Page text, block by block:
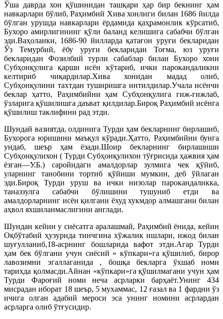
Ўша даврда хон қўшинидан ташқари ҳар бир бекнинг ҳам
навкарлари бўлиб, Раҳимбий Хива хонлиги билан 1686 йилда
бўлган урушда навкарлари ёрдамида қаҳрамонлик кўрсатиб,
Бухоро амирлигининг қўли баланд келишига сабабчи бўлган
эди.Ваҳоланки, 1686-90 йилларда қатағон уруғи бекларидан
Ўз Темурбий, ёбу уруғи бекларидан Тоғма, юз уруғи
бекларидан Фозилбий турли сабаблар билан Бухоро хони
Субҳонқулига қарши исён кўтариб, ички парокандаликни
келтириб чиқардилар.Хива хонидан мадад олиб,
Субҳонқулини тахтдан туширишга интилдилар.Учала исёнчи
беклар ҳатто, Раҳимбийни ҳам Субҳонқулига гиж-гижлаб,
ўзларига қўшилишга даъват қилдилар.Бироқ Раҳимбий исёнга
қўшилиш таклифини рад этди.
Шундай вазиятда, олдинига Турди ҳам бекларнинг бирлашиб,
Бухорога юришини маъқул кўради.Ҳатто, Раҳимбийни бунга
ундаб, шеър ҳам ёзади.Шоир бекларнинг бирлашиши
Субҳонқулихон ( Турди Субҳонқулихон тўғрисида ҳажвия ҳам
ёзган—У.Б.) саройидаги амалдорлар зулмига чек қўйиб,
уларнинг танобини тортиб қўйиши мумкин, деб ўйлаган
эди.Бироқ Турди уруш ва ички низолар парокандаликка,
таназзулга сабабчи бўлишини тушуниб етди ва
амалдорларнинг исён қилгани ёхуд хукмдор алмашгани билан
аҳвол яхшиланмаслигини англади.
Шундан кейин у сиёсатга аралашмай, Раҳимбий ёнида, кейин
Оқбўтабий ҳузурида тинчгина хўжалик ишлари, ижод билан
шуғулланиб,18-асрнинг бошларида вафот этди.Агар Турди
ҳам бек бўлгани учун сиёсий » кўпкари»га қўшилиб, бирор
лавозимни эгаллаганида , бошқа бекларга ўхшаб номи
тарихда қолмасди.Айнан «кўпкари»га қўшилмагани учун ҳам
Турди Фароғий номи неча асрларки барҳаёт.Унинг 434
мисрадан иборат 18 шеър, 5 мухаммас, 12 ғазал ва 1 фардни ўз
ичига олган адабий мероси эса унинг номини асрлардан
асрларга олиб ўтғусидир.